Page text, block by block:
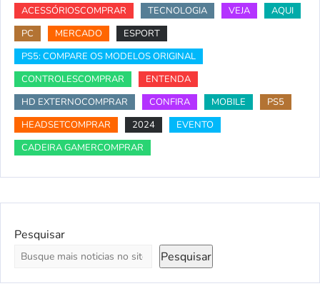
ACESSÓRIOSCOMPRAR
TECNOLOGIA VEJA
AQUI
PC
MERCADO
ESPORT
PS5: COMPARE OS MODELOS ORIGINAL
CONTROLESCOMPRAR
ENTENDA
HD EXTERNOCOMPRAR
CONFIRA MOBILE
PS5
HEADSETCOMPRAR
2024
EVENTO
CADEIRA GAMERCOMPRAR
Pesquisar
Pesquisar